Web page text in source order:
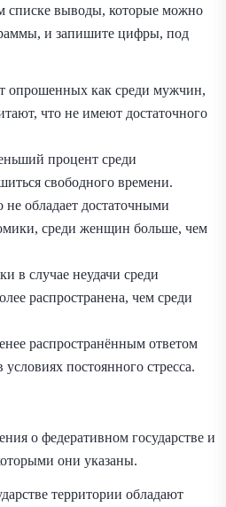
списке выводы, которые можно
и запишите цифры, под
опрошенных как среди мужчин,
что не имеют достаточного
процент среди
свободного времени.
обладает достаточными
среди женщин больше, чем
в случае неудачи среди
распространена, чем среди
распространённым ответом
постоянного стресса.
о федеративном государстве и
они указаны.
территории обладают